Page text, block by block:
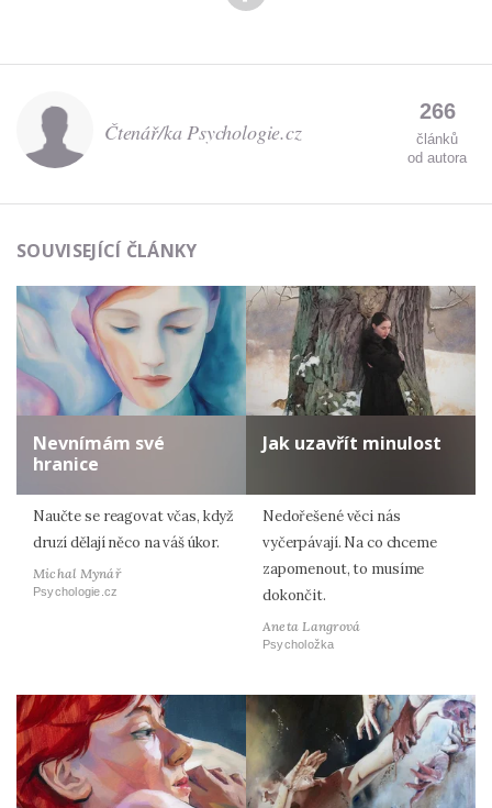
Čtenář/ka Psychologie.cz
266
článků
od autora
SOUVISEJÍCÍ ČLÁNKY
Nevnímám své
hranice
Naučte se reagovat včas, když
druzí dělají něco na váš úkor.
Michal Mynář
Psychologie.cz
Jak uzavřít minulost
Nedořešené věci nás
vyčerpávají. Na co chceme
zapomenout, to musíme
dokončit.
Aneta Langrová
Psycholožka